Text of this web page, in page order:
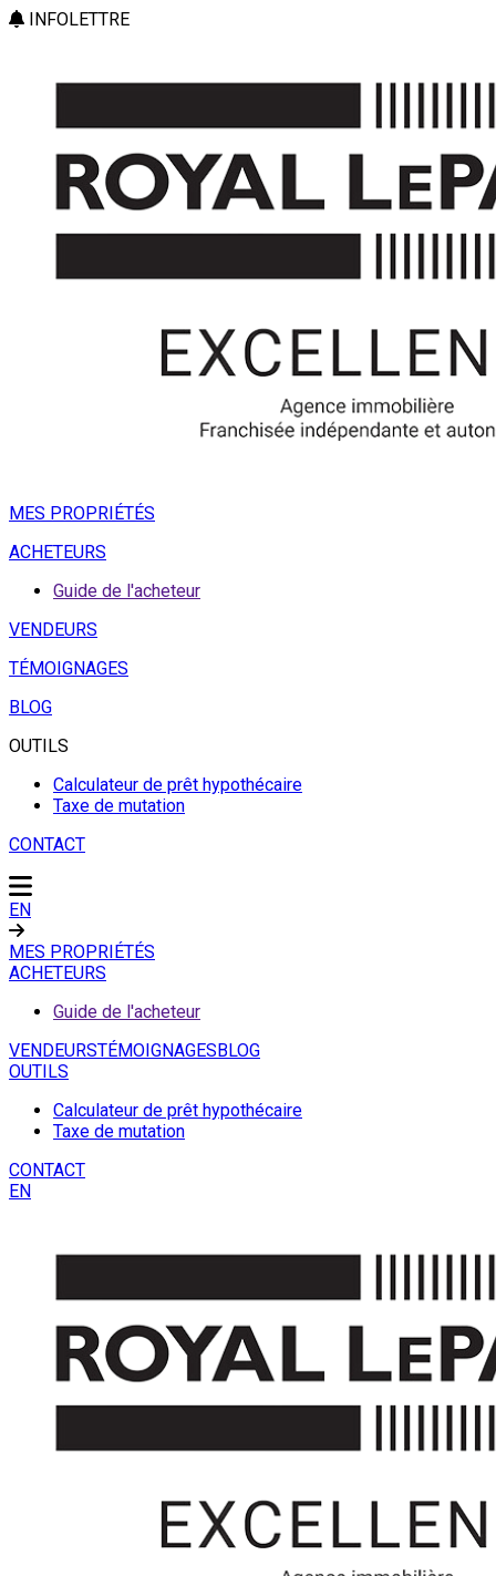
INFOLETTRE
MES PROPRIÉTÉS
ACHETEURS
Guide de l'acheteur
VENDEURS
TÉMOIGNAGES
BLOG
OUTILS
Calculateur de prêt hypothécaire
Taxe de mutation
CONTACT
EN
MES PROPRIÉTÉS
ACHETEURS
Guide de l'acheteur
VENDEURSTÉMOIGNAGESBLOG
OUTILS
Calculateur de prêt hypothécaire
Taxe de mutation
CONTACT
EN